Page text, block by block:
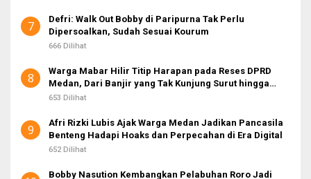
7
Defri: Walk Out Bobby di Paripurna Tak Perlu
Dipersoalkan, Sudah Sesuai Kourum
666 Dilihat
8
Warga Mabar Hilir Titip Harapan pada Reses DPRD
Medan, Dari Banjir yang Tak Kunjung Surut hingga
Layanan IKD
653 Dilihat
9
Afri Rizki Lubis Ajak Warga Medan Jadikan Pancasila
Benteng Hadapi Hoaks dan Perpecahan di Era Digital
652 Dilihat
Bobby Nasution Kembangkan Pelabuhan Roro Jadi